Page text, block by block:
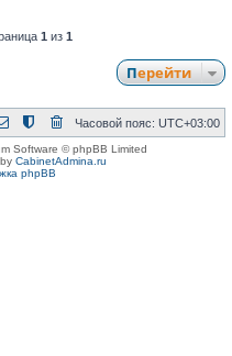
1 из 1
Перейти
Часовой пояс: UTC+03:00
Software © phpBB Limited
CabinetAdmina.ru
phpBB